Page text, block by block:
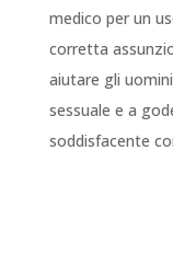
medico per un
corretta
aiutare gli
sessuale e a
soddisfacente